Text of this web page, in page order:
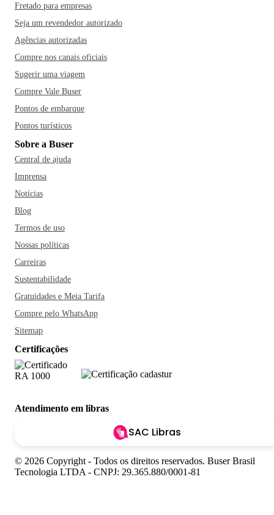
Fretado para empresas
Seja um revendedor autorizado
Agências autorizadas
Compre nos canais oficiais
Sugerir uma viagem
Compre Vale Buser
Pontos de embarque
Pontos turísticos
Sobre a Buser
Central de ajuda
Imprensa
Notícias
Blog
Termos de uso
Nossas políticas
Carreiras
Sustentabilidade
Gratuidades e Meia Tarifa
Compre pelo WhatsApp
Sitemap
Certificações
Atendimento em libras
SAC Libras
© 2026 Copyright - Todos os direitos reservados. Buser Brasil
Tecnologia LTDA - CNPJ: 29.365.880/0001-81